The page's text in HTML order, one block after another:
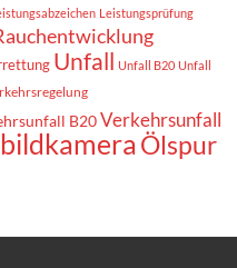
Leistungsprüfung
Unfall Unfall B20 Unfall
B20 Verkehrsunfall
Ölspur